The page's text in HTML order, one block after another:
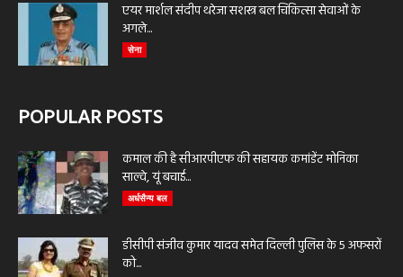
एयर मार्शल संदीप थरेजा सशस्त्र बल चिकित्सा सेवाओं के
अगले...
सेना
POPULAR POSTS
कमाल की है सीआरपीएफ की सहायक कमांडेंट मोनिका
साल्वे, यूं बचाई...
अर्धसैन्य बल
डीसीपी संजीव कुमार यादव समेत दिल्ली पुलिस के 5 अफसरों
को...